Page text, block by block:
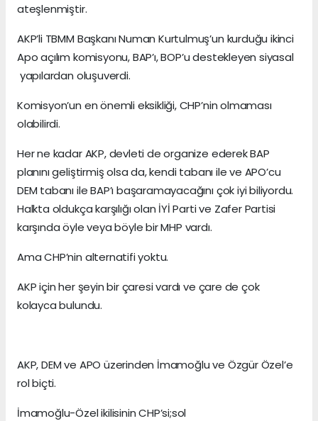
ateşlenmiştir.
AKP’li TBMM Başkanı Numan Kurtulmuş’un kurduğu ikinci
Apo açılım komisyonu, BAP’ı, BOP’u destekleyen siyasal
yapılardan oluşuverdi.
Komisyon’un en önemli eksikliği, CHP’nin olmaması
olabilirdi.
Her ne kadar AKP, devleti de organize ederek BAP
planını geliştirmiş olsa da, kendi tabanı ile ve APO’cu
DEM tabanı ile BAP’ı başaramayacağını çok iyi biliyordu.
Halkta oldukça karşılığı olan İYİ Parti ve Zafer Partisi
karşında öyle veya böyle bir MHP vardı.
Ama CHP’nin alternatifi yoktu.
AKP için her şeyin bir çaresi vardı ve çare de çok
kolayca bulundu.
AKP, DEM ve APO üzerinden İmamoğlu ve Özgür Özel’e
rol biçti.
İmamoğlu-Özel ikilisinin CHP’si;sol